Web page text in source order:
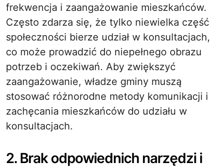
frekwencja i zaangażowanie mieszkańców.
Często zdarza się, że tylko niewielka część
społeczności bierze udział w konsultacjach,
co może prowadzić do niepełnego obrazu
potrzeb i oczekiwań. Aby zwiększyć
zaangażowanie, władze gminy muszą
stosować różnorodne metody komunikacji i
zachęcania mieszkańców do udziału w
konsultacjach.
2. Brak odpowiednich narzędzi i